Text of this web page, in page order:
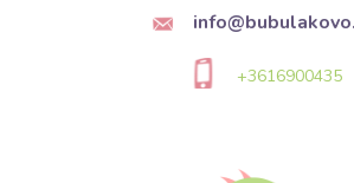
+3616900435